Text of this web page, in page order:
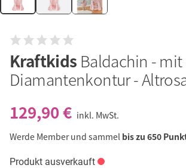
Kraftkids Baldachin - mit
Diamantenkontur -
129,90 € inkl. MwSt.
Werde Member und sammel bis zu 650
Produkt ausverkauft